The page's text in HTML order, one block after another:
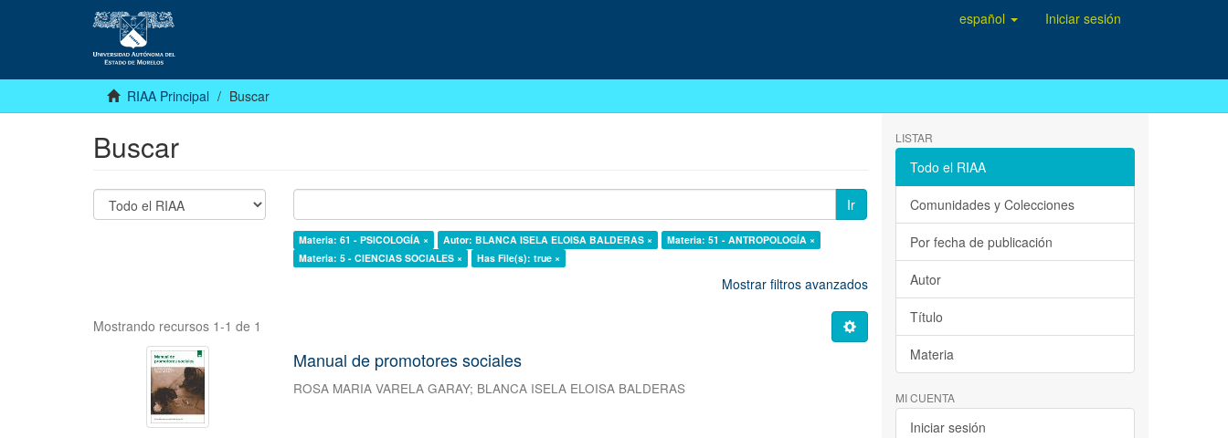
español Iniciar sesión
RIAA Principal Buscar
Buscar
Ir
Materia: 61 - PSICOLOGÍA × Autor: BLANCA ISELA ELOISA BALDERAS ×
Materia: 51 - ANTROPOLOGÍA ×
Materia: 5 - CIENCIAS SOCIALES ×
Has File(s): true ×
Mostrar filtros avanzados
Mostrando recursos 1-1 de 1
Manual de promotores sociales
ROSA MARIA VARELA GARAY; BLANCA ISELA ELOISA BALDERAS
LISTAR
Todo el RIAA
Comunidades y Colecciones
Por fecha de publicación
Autor
Título
Materia
MI CUENTA
Iniciar sesión